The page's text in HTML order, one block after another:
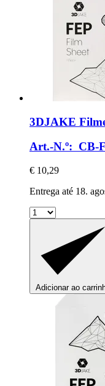
3DJAKE
Art.-N.º: CB-
€ 10,29
Entrega até 18.
Adicionar ao